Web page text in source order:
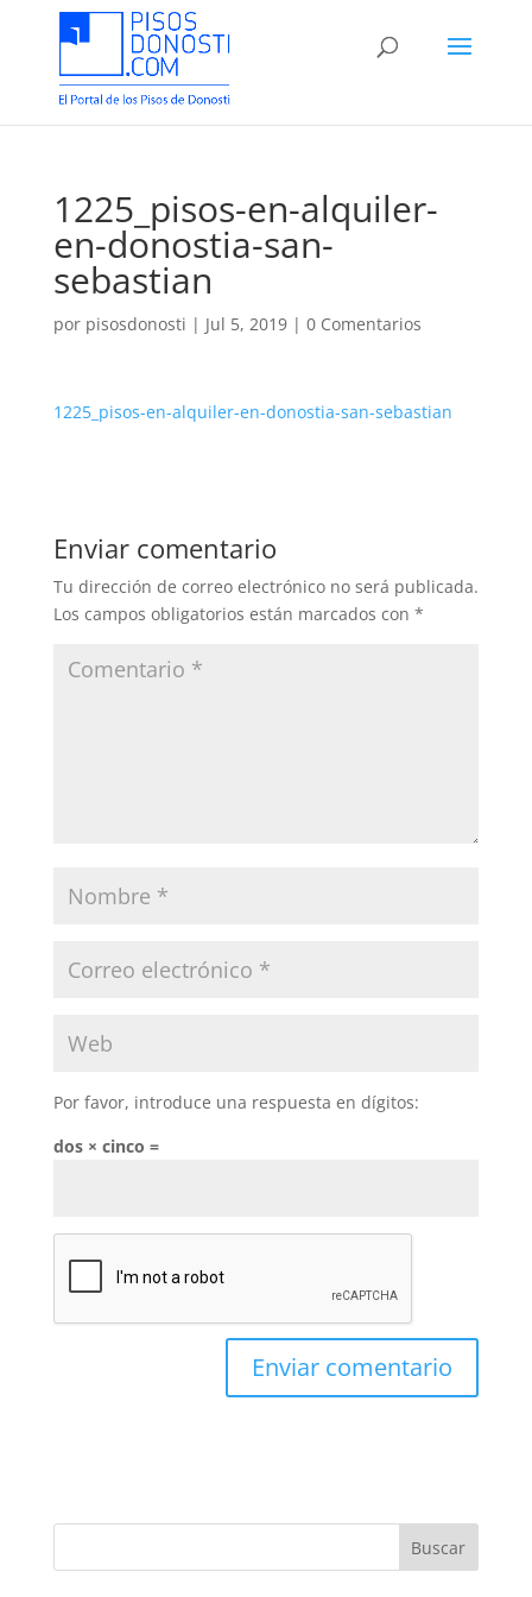
1225_pisos-en-alquiler-
en-donostia-san-
sebastian
por pisosdonosti | Jul 5, 2019| 0 Comentarios
1225_pisos-en-alquiler-en-donostia-san-sebastian
Enviar comentario
Tu dirección de correo electrónico no será publicada.
Los campos obligatorios están marcados con *
Por favor, introduce una respuesta en dígitos:
dos × cinco =